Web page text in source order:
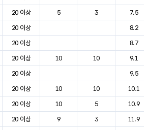
20 이상 5 3
7.5
20 이상
8.2
20 이상
8.7
20 이상 10 10
9.1
20 이상
9.5
20 이상 10 10
10.1
20 이상 10 5
10.9
20 이상 9 3
11.9